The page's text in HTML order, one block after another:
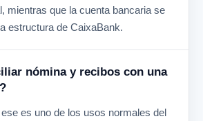
mientras que la cuenta bancaria se
estructura de CaixaBank.
nómina y recibos con una
es uno de los usos normales del